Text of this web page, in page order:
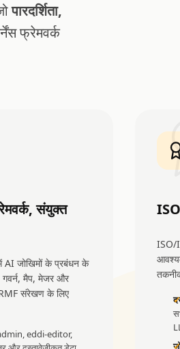
पारदर्शिता,
फ्रेमवर्क
संयुक्त
AI जोखिमों के प्रबंधन के
गवर्न, मैप, मेजर और
संरेखण के लिए
eddi-editor,
ISO/